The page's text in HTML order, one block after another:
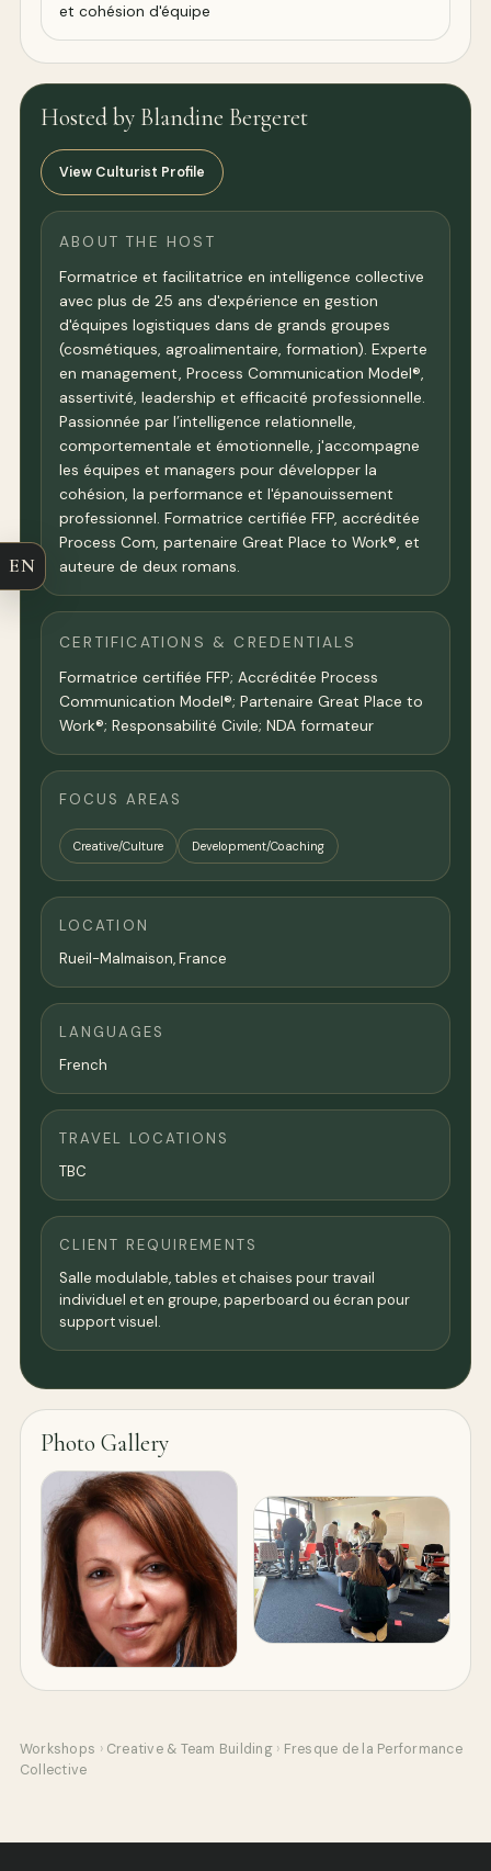
et cohésion d'équipe
Hosted by Blandine Bergeret
View Culturist Profile
ABOUT THE HOST
Formatrice et facilitatrice en intelligence collective
avec plus de 25 ans d'expérience en gestion
d'équipes logistiques dans de grands groupes
(cosmétiques, agroalimentaire, formation). Experte
en management, Process Communication Model®,
assertivité, leadership et efficacité professionnelle.
Passionnée par l’intelligence relationnelle,
comportementale et émotionnelle, j'accompagne
les équipes et managers pour développer la
cohésion, la performance et l'épanouissement
professionnel. Formatrice certifiée FFP, accréditée
Process Com, partenaire Great Place to Work®, et
auteure de deux romans.
CERTIFICATIONS & CREDENTIALS
Formatrice certifiée FFP; Accréditée Process
Communication Model®; Partenaire Great Place to
Work®; Responsabilité Civile; NDA formateur
FOCUS AREAS
Creative/Culture Development/Coaching
LOCATION
Rueil-Malmaison,France
LANGUAGES
French
TRAVEL LOCATIONS
TBC
CLIENT REQUIREMENTS
Salle modulable, tables et chaises pour travail
individuel et en groupe, paperboard ou écran pour
support visuel.
Photo Gallery
Workshops › Creative & Team Building › Fresque de la Performance
Collective
EN